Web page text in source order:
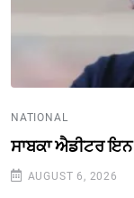
NATIONAL
ਸਾਬਕਾ ਐਡੀਟਰ
AUGUST 6, 2026